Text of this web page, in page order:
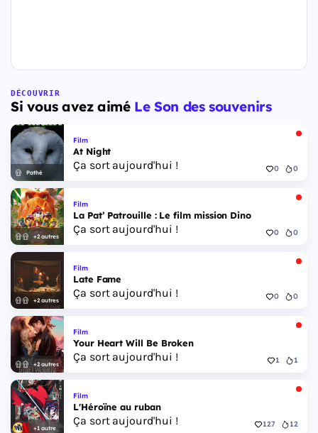
DÉCOUVRIR
Si vous avez aimé Le Son des souvenirs
Pathé
Film
At Night
Ça sort aujourd'hui ! 0 0
+2 autres
Film
La Pat’ Patrouille : Le film mission Dino
Ça sort aujourd'hui ! 0 0
+2 autres
Film
Late Fame
Ça sort aujourd'hui ! 0 0
+2 autres
Film
Your Heart Will Be Broken
Ça sort aujourd'hui ! 1 1
+1 autre
Film
L'Héroïne au ruban
Ça sort aujourd'hui ! 127 12